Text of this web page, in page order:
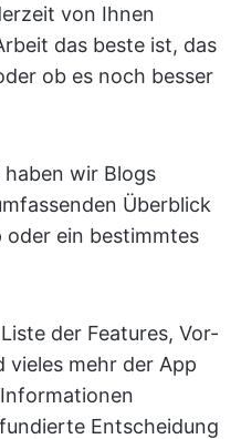
von Ihnen
das beste ist, das
ob es noch besser
haben wir Blogs
Überblick
oder ein bestimmtes
der Features, Vor-
vieles mehr der App
Entscheidung